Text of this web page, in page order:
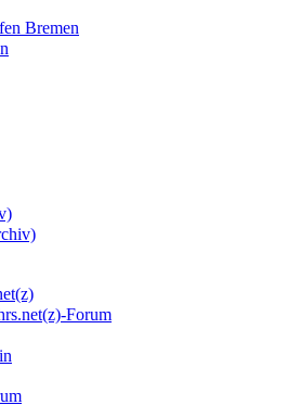
Bremen
Forum